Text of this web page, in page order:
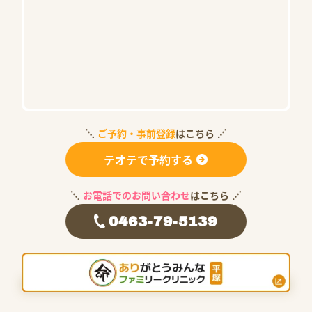
ご予約・事前登録はこちら
テオテで予約する
お電話でのお問い合わせはこちら
0463-79-5139